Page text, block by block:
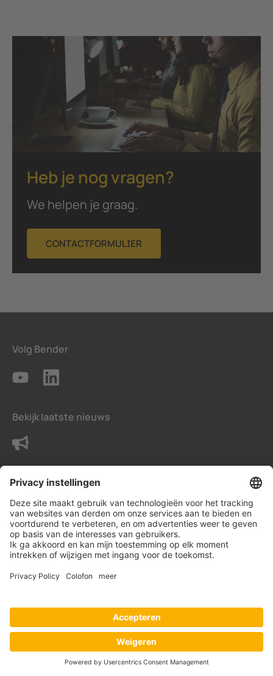
Heb je nog vragen?
We helpen je graag.
CONTACTFORMULIER
Volg Bender
Bekijk laatste nieuws
Neem contact met ons op
Voorwaarden
Impressum